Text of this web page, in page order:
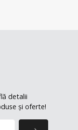
detalii
și oferte!